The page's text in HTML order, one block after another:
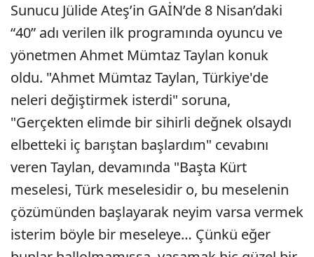
Sunucu Jülide Ateş’in GAİN’de 8 Nisan’daki
“40” adı verilen ilk programında oyuncu ve
yönetmen Ahmet Mümtaz Taylan konuk
oldu. "Ahmet Mümtaz Taylan, Türkiye'de
neleri değiştirmek isterdi" soruna,
"Gerçekten elimde bir sihirli değnek olsaydı
elbetteki iç barıştan başlardım" cevabını
veren Taylan, devamında "Başta Kürt
meselesi, Türk meselesidir o, bu meselenin
çözümünden başlayarak neyim varsa vermek
isterim böyle bir meseleye… Çünkü eğer